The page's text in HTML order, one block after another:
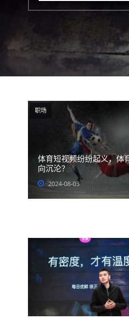
职场
体育短视频纷纷起义，体
向沉沦？
2024-08-03